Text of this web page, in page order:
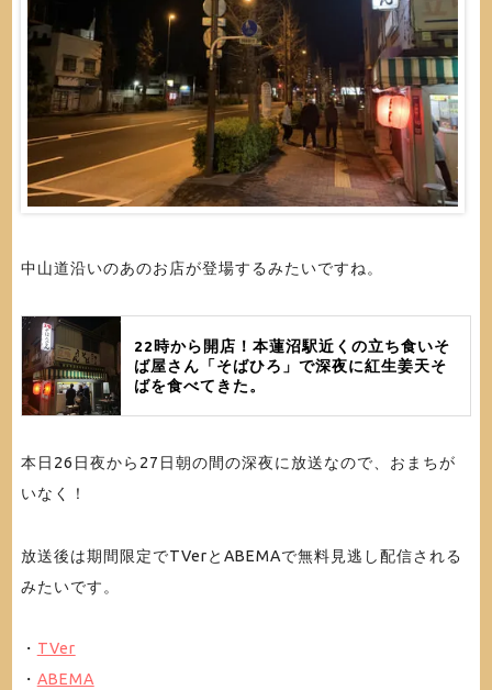
中山道沿いのあのお店が登場するみたいですね。
22時から開店！本蓮沼駅近くの立ち食いそ
ば屋さん「そばひろ」で深夜に紅生姜天そ
ばを食べてきた。
本日26日夜から27日朝の間の深夜に放送なので、おまちが
いなく！
放送後は期間限定でTVerとABEMAで無料見逃し配信される
みたいです。
・ TVer
・ ABEMA